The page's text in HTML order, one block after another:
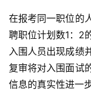
在报考同一职位的
聘职位计划数1：2
入围人员出现成绩
复审将对入围面试
信息的真实性进一